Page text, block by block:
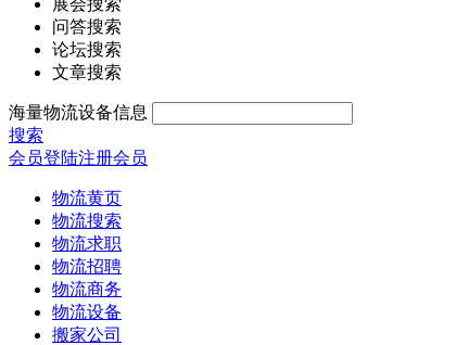
问答搜索
论坛搜索
文章搜索
海量物流设备信息
搜索
会员登陆注册会员
物流黄页
物流搜索
物流求职
物流招聘
物流商务
物流设备
搬家公司